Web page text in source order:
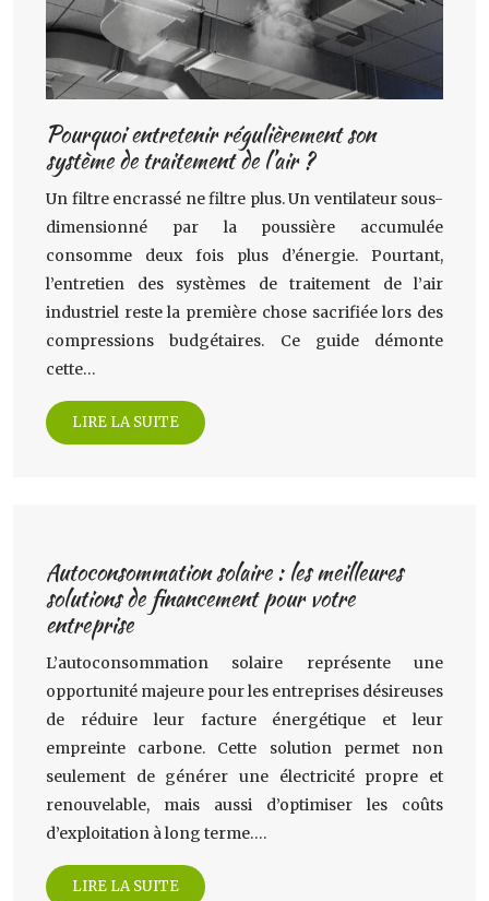
Pourquoi entretenir régulièrement son
système de traitement de l’air ?
Un filtre encrassé ne filtre plus. Un ventilateur sous-
dimensionné par la poussière accumulée
consomme deux fois plus d’énergie. Pourtant,
l’entretien des systèmes de traitement de l’air
industriel reste la première chose sacrifiée lors des
compressions budgétaires. Ce guide démonte
cette…
LIRE LA SUITE
Autoconsommation solaire : les meilleures
solutions de financement pour votre
entreprise
L’autoconsommation solaire représente une
opportunité majeure pour les entreprises désireuses
de réduire leur facture énergétique et leur
empreinte carbone. Cette solution permet non
seulement de générer une électricité propre et
renouvelable, mais aussi d’optimiser les coûts
d’exploitation à long terme….
LIRE LA SUITE